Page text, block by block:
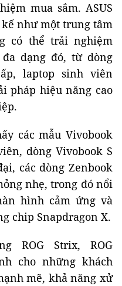
mua sắm. ASUS
như một trung tâm
có thể trải nghiệm
dạng đó, từ dòng
laptop sinh viên
pháp hiệu năng cao
các mẫu Vivobook
dòng Vivobook S
các dòng Zenbook
nhẹ, trong đó nổi
hình cảm ứng và
chip Snapdragon X.
ROG Strix, ROG
cho những khách
mẽ, khả năng xử